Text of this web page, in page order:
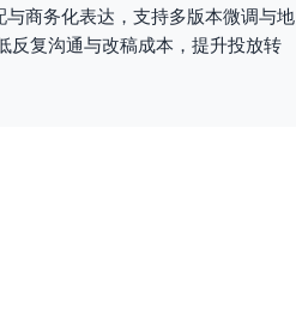
商务化表达，支持多版本微调与地
反复沟通与改稿成本，提升投放转